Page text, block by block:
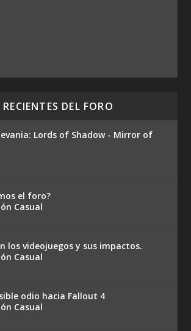
DEL FORO
Lords of Shadow - Mirror of
el foro?
Casual
los videojuegos y sus impactos.
Casual
odio hacia Fallout 4
Casual